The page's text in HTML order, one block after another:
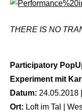
THERE IS NO
Participatory
Experiment mit
Datum: 24.05.2018
Ort: Loft im Tal |